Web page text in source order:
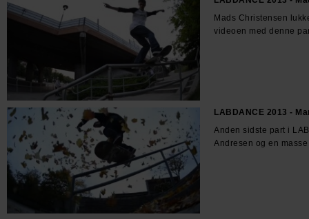
Mads Christensen
videoen med denne
LABDANCE 2013 -
Anden sidste part i
Andresen og en